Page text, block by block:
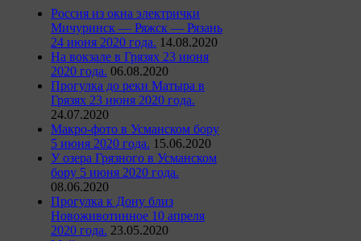
Россия из окна электрички
Мичуринск — Ряжск — Рязань
24 июня 2020 года. 14.08.2020
На вокзале в Грязях 23 июня
2020 года. 06.08.2020
Прогулка до реки Матыра в
Грязях 23 июня 2020 года.
24.07.2020
Макро-фото в Усманском бору
5 июня 2020 года. 15.06.2020
У озера Грязного в Усманском
бору 5 июня 2020 года.
08.06.2020
Прогулка к Дону близ
Новоживотинное 10 апреля
2020 года. 23.05.2020